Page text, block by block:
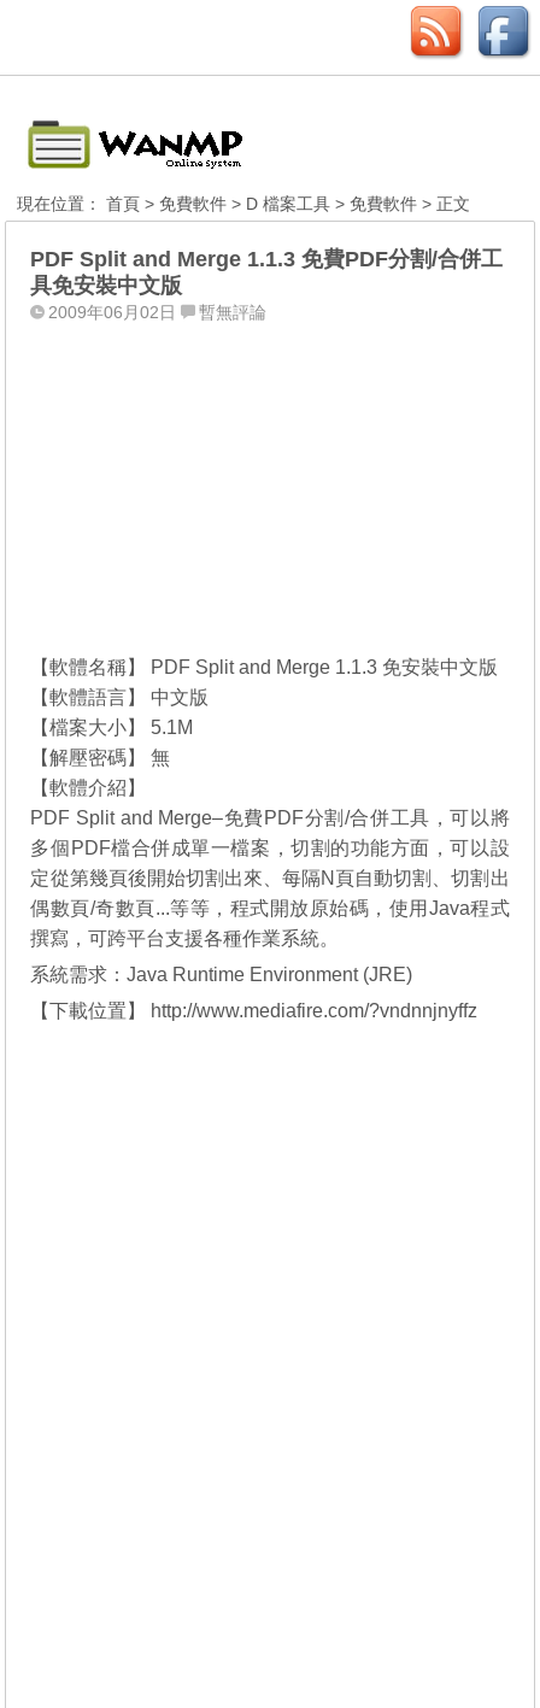
現在位置：首頁 >免費軟件 > D 檔案工具 >免費軟件 > 正文
PDF Split and Merge 1.1.3 免費PDF分割/合併工
具免安裝中文版
2009年06月02日 暫無評論
【軟體名稱】 PDF Split and Merge 1.1.3 免安裝中文版
【軟體語言】 中文版
【檔案大小】 5.1M
【解壓密碼】 無
【軟體介紹】
PDF Split and Merge–免費PDF分割/合併工具，可以將
多個PDF檔合併成單一檔案，切割的功能方面，可以設
定從第幾頁後開始切割出來、每隔N頁自動切割、切割出
偶數頁/奇數頁...等等，程式開放原始碼，使用Java程式
撰寫，可跨平台支援各種作業系統。
系統需求：Java Runtime Environment (JRE)
【下載位置】 http://www.mediafire.com/?vndnnjnyffz